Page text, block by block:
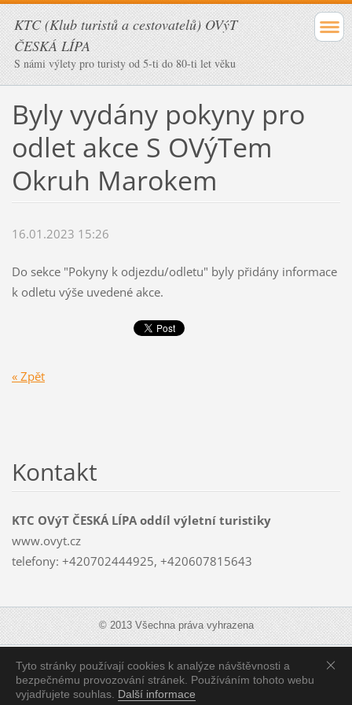
KTC (Klub turistů a cestovatelů) OVýT
ČESKÁ LÍPA
S námi výlety pro turisty od 5-ti do 80-ti let věku
Byly vydány pokyny pro
odlet akce S OVýTem
Okruh Marokem
16.01.2023 15:26
Do sekce "Pokyny k odjezdu/odletu" byly přidány informace
k odletu výše uvedené akce.
« Zpět
Tyto stránky používají cookies k analýze návštěvnosti a
bezpečnému provozování stránek. Používáním tohoto webu
vyjadřujete souhlas. Další informace
Kontakt
KTC OVýT ČESKÁ LÍPA oddíl výletní turistiky
www.ovyt.cz
telefony: +420702444925, +420607815643
© 2013 Všechna práva vyhrazena
Zobrazit:Mobilní verzi|Standardní verzi